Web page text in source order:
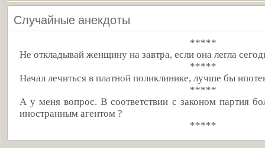
Случайные анекдоты
*****
Не откладывай женщину на завтра, если она легла
*****
Начал лечиться в платной поликлинике, лучше бы
*****
А у меня вопрос. В соответствии с законом партия
иностранным агентом ?
*****